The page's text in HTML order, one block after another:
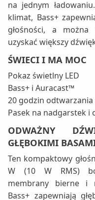
na jednym
klimat, Bass+
głośności, a można
uzyskać większy
ŚWIECI I MA MOC
Pokaz świetlny LED
Bass+ i Auracast™
20 godzin odtwarzania
Pasek na nadgarstek i
ODWAŻNY
GŁĘBOKIMI
Ten kompaktowy
W (10 W RMS)
membrany bierne i
Bass+ zapewniają